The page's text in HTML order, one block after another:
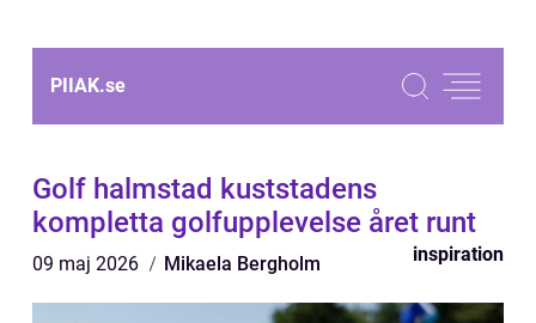
PIIAK.se
Golf halmstad kuststadens
kompletta golfupplevelse året runt
09 maj 2026 Mikaela Bergholm inspiration